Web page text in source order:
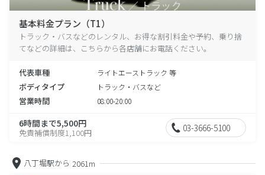
基本料金プラン（T1）
トラック・バスなどのレンタル、お得な割引料金や予約、乗り捨
てなどの詳細は、こちらから各店舗にお電話ください。
代表車種 ライトエーストラック 等
ボディタイプ トラック・バスなど
営業時間 08:00-20:00
6時間まで5,500円
免責補償制度1,100円 03-3666-5100
八丁堀駅から 2061m